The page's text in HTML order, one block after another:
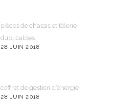
pièces de chassis et tôlerie
duplicables
28 JUIN 2018
coffret de gestion d’énergie
28 JUIN 2018